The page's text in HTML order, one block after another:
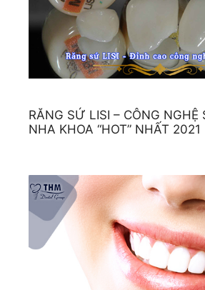
RĂNG SỨ LISI – CÔNG NGHỆ
NHA KHOA “HOT” NHẤT 2021